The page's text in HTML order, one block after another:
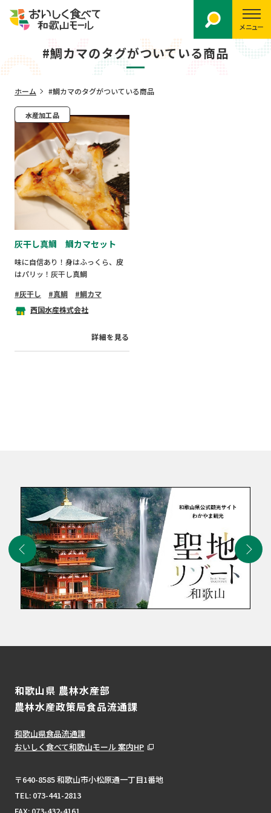
メニュー
#鯛カマのタグがついている商品
ホーム #鯛カマのタグがついている商品
水産加工品
灰干し真鯛 鯛カマセット
味に自信あり！身はふっくら、皮
はパリッ！灰干し真鯛
灰干し
真鯛
鯛カマ
西国水産株式会社
詳細を見る
和歌山県 農林水産部
農林水産政策局食品流通課
和歌山県食品流通課
おいしく食べて和歌山モール 案内HP
〒640-8585 和歌山市小松原通一丁目1番地
TEL: 073-441-2813